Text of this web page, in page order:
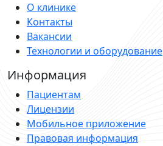
О клинике
Контакты
Вакансии
Технологии и оборудование
Информация
Пациентам
Лицензии
Мобильное приложение
Правовая информация